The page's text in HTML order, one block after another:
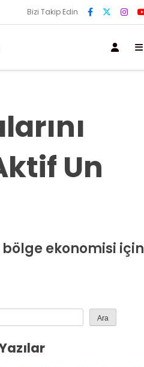
Bizi Takip Edin
Un
ekonomisi için
Ara